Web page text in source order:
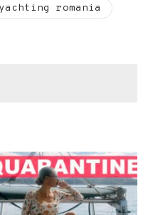
yachting romania